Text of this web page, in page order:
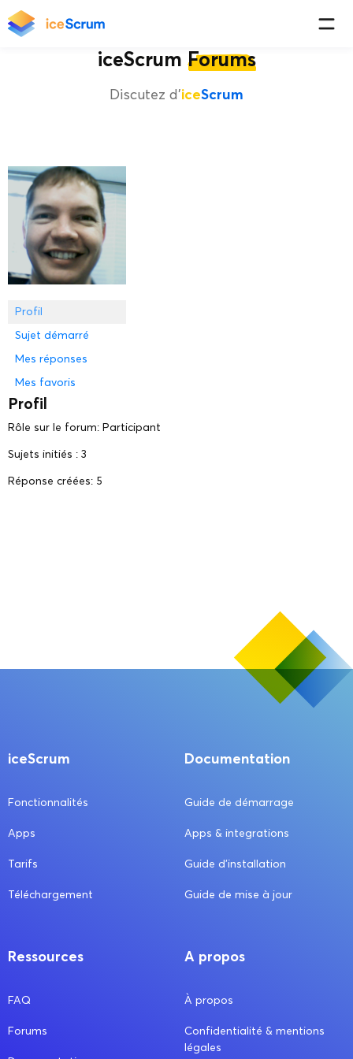
iceScrum Forums
Discutez d'iceScrum
Profil
Sujet démarré
Mes réponses
Mes favoris
Profil
Rôle sur le forum: Participant
Sujets initiés : 3
Réponse créées: 5
iceScrum
Fonctionnalités
Apps
Tarifs
Téléchargement
Documentation
Guide de démarrage
Apps & integrations
Guide d’installation
Guide de mise à jour
Ressources
FAQ
Forums
A propos
À propos
Confidentialité & mentions
légales